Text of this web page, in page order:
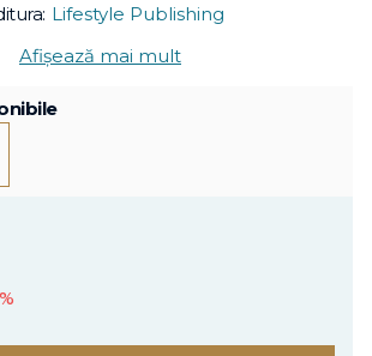
Lifestyle Publishing
Afișează mai mult